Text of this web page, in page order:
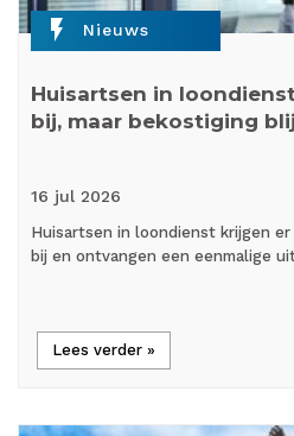
flash_on Nieuws
Huisartsen in
bij, maar bekostiging
16 jul 2026
Huisartsen in loondienst krijgen
bij en ontvangen een eenmalige
Lees verder »